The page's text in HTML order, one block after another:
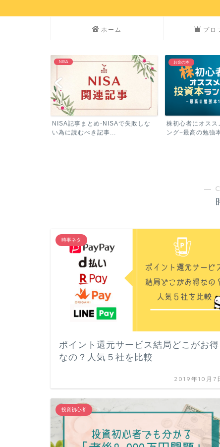
ホーム プロ
NISA
NISA記事まとめ-NISAで失敗しな
い為に読むべき記事...
お金の本
株初心者にオスス
ング−最高の勉強
―
時事ネタ
ポイント還元サービス結局どこがお得
なの？人気５社を比較
2019年10月7
投資初心者